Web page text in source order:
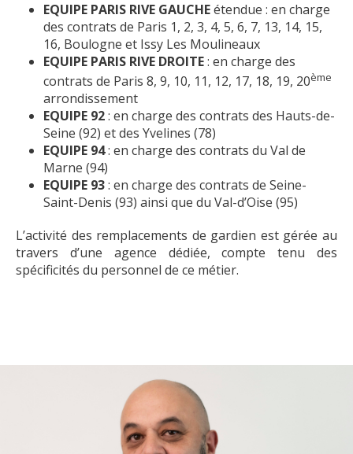
EQUIPE PARIS RIVE GAUCHEétendue : en charge
des contrats de Paris 1, 2, 3, 4, 5, 6, 7, 13, 14, 15,
16, Boulogne et Issy Les Moulineaux
EQUIPE PARIS RIVE DROITE: en charge des
contrats de Paris 8, 9, 10, 11, 12, 17, 18, 19, 20ème
arrondissement
EQUIPE 92: en charge des contrats des Hauts-de-
Seine (92) et des Yvelines (78)
EQUIPE 94: en charge des contrats du Val de
Marne (94)
EQUIPE 93: en charge des contrats de Seine-
Saint-Denis (93) ainsi que du Val-d’Oise (95)
L’activité des remplacements de gardien est gérée au
travers d’une agence dédiée, compte tenu des
spécificités du personnel de ce métier.